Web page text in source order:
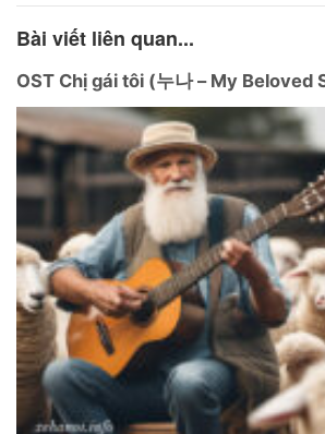
Bài viết liên quan...
OST Chị gái tôi (누나 – My Beloved